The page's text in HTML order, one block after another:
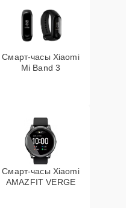
Смарт-часы Xiaomi
Mi Band 3
Смарт-часы Xiaomi
AMAZFIT VERGE